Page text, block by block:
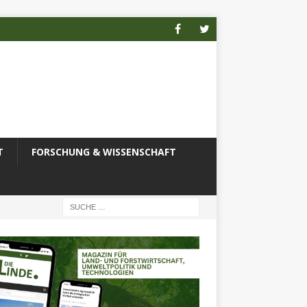
FORSCHUNG & WISSENSCHAFT